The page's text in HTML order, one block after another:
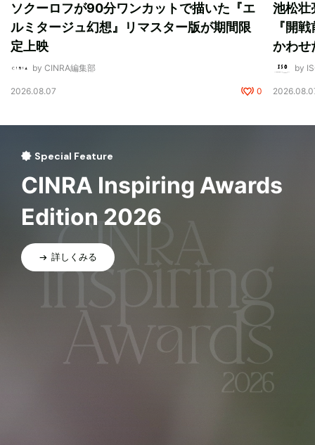
ソクーロフが90分ワンカットで描いた『エ
ルミタージュ幻想』リマスター版が期間限
定上映
by CINRA編集部
2026.08.07 0
池松壮
『開
かわせ
by
Special Feature
CINRA Inspiring Awards
Edition 2026
詳しくみる